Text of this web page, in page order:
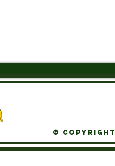
© Copyright